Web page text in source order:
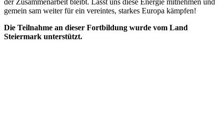
der Zusammenarbeit bleibt. Lasst uns diese Energie mitnehmen und
gemein sam weiter für ein vereintes, starkes Europa kämpfen!
Die Teilnahme an dieser Fortbildung wurde vom Land
Steiermark unterstützt.